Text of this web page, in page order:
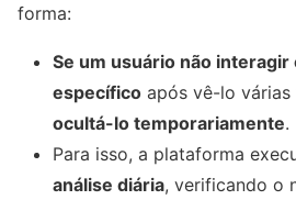
forma:
Se um usuário não
específico após vê-lo várias
ocultá-lo temporariamente.
Para isso, a plataforma
análise diária, verificando o